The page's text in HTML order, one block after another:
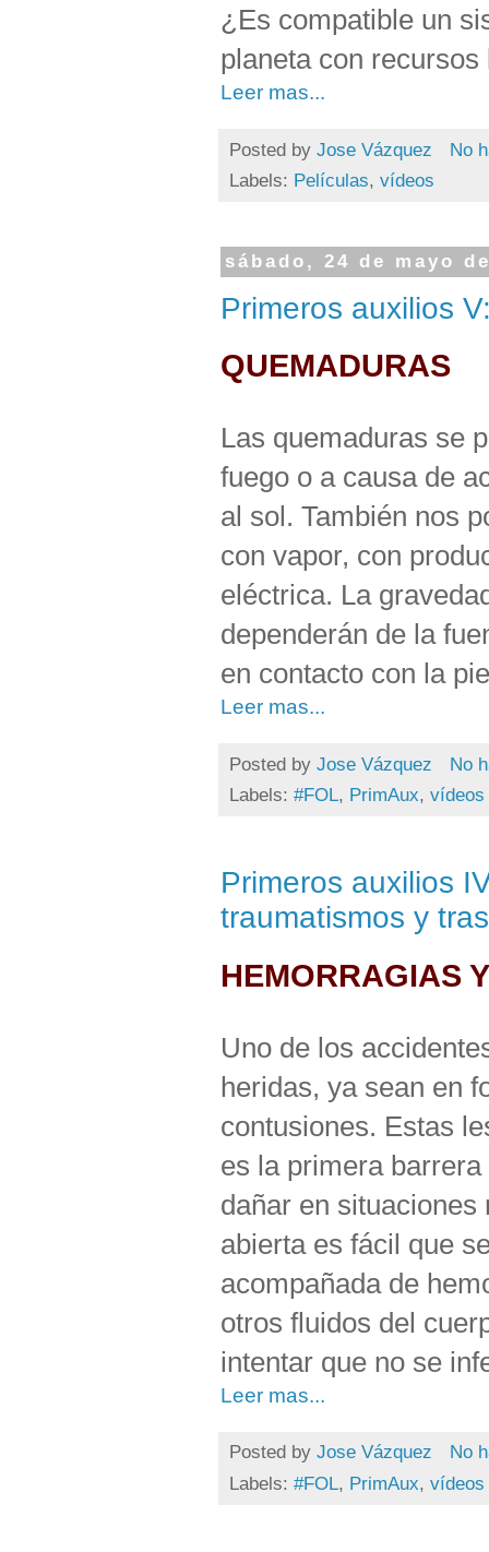
¿Es compatible un
planeta con recursos
Leer mas...
Posted by Jose Vázquez
No
Labels: Películas, vídeos
sábado, 24 de mayo
Primeros auxilios
QUEMADURAS
Las quemaduras se
fuego o a causa de
al sol. También nos
con vapor, con
eléctrica. La
dependerán de la
en contacto con la
Leer mas...
Posted by Jose Vázquez
No
Labels: #FOL, PrimAux, vídeos
Primeros auxilios
traumatismos y
HEMORRAGIAS
Uno de los
heridas, ya sean en
contusiones. Estas
es la primera
dañar en
abierta es fácil que
acompañada de
otros fluidos del
intentar que no se
Leer mas...
Posted by Jose Vázquez
No
Labels: #FOL, PrimAux, vídeos